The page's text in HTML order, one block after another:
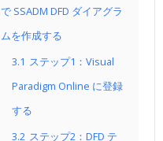
で SSADM DFD ダイアグラ
ムを作成する
3.1 ステップ1：Visual
Paradigm Online に登録
する
3.2 ステップ2：DFD テ